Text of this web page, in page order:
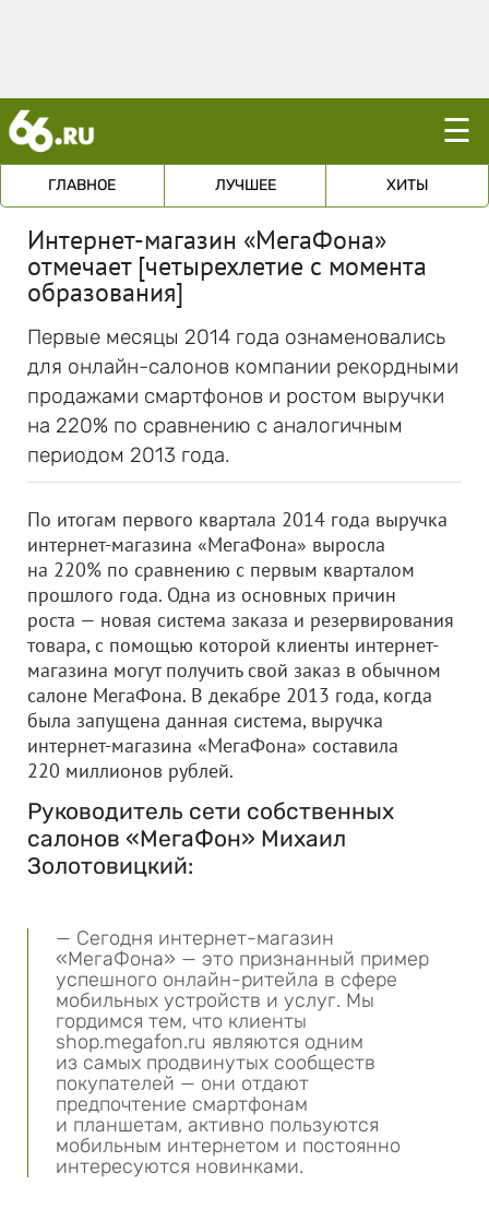
☰
ГЛАВНОЕ ЛУЧШЕЕ ХИТЫ
Интернет-магазин «МегаФона»
отмечает [четырехлетие с момента
образования]
Первые месяцы 2014 года ознаменовались
для онлайн-салонов компании рекордными
продажами смартфонов и ростом выручки
на 220% по сравнению с аналогичным
периодом 2013 года.
По итогам первого квартала 2014 года выручка
интернет-магазина «МегаФона» выросла
на 220% по сравнению с первым кварталом
прошлого года. Одна из основных причин
роста — новая система заказа и резервирования
товара, с помощью которой клиенты интернет-
магазина могут получить свой заказ в обычном
салоне МегаФона. В декабре 2013 года, когда
была запущена данная система, выручка
интернет-магазина «МегаФона» составила
220 миллионов рублей.
Руководитель сети собственных
салонов «МегаФон» Михаил
Золотовицкий:
— Сегодня интернет-магазин
«МегаФона» — это признанный пример
успешного онлайн-ритейла в сфере
мобильных устройств и услуг. Мы
гордимся тем, что клиенты
shop.megafon.ru являются одним
из самых продвинутых сообществ
покупателей — они отдают
предпочтение смартфонам
и планшетам, активно пользуются
мобильным интернетом и постоянно
интересуются новинками.